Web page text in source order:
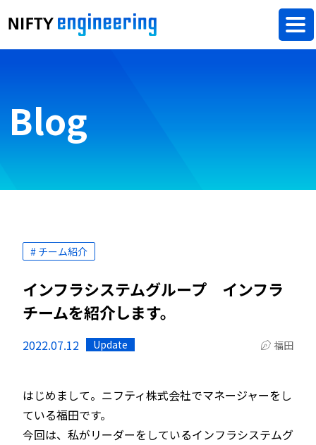
Blog
# チーム紹介
インフラシステムグループ インフラ
チームを紹介します。
2022.07.12 Update 福田
はじめまして。ニフティ株式会社でマネージャーをし
ている福田です。
今回は、私がリーダーをしているインフラシステムグ